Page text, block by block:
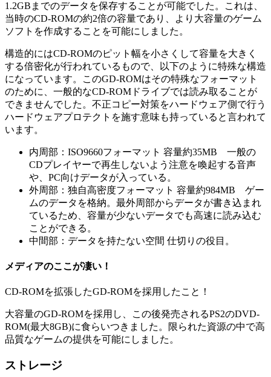
1.2GBまでのデータを保存することが可能でした。これは、
当時のCD-ROMの約2倍の容量であり、より大容量のゲーム
ソフトを作成することを可能にしました。
構造的にはCD-ROMのピット幅を小さくして容量を大きく
する倍密化が行われているもので、以下のように特殊な構造
になっています。このGD-ROMはその特殊なフォーマット
のために、一般的なCD-ROMドライブでは読み取ることが
できませんでした。不正コピー対策をハードウェア側で行う
ハードウェアプロテクトを施す意味も持っていると言われて
います。
内周部：ISO9660フォーマット 容量約35MB 一般の
CDプレイヤーで再生しないよう注意を喚起する音声
や、PC向けデータが入っている。
外周部：独自高密度フォーマット 容量約984MB ゲー
ムのデータを格納。最外周部からデータが書き込まれ
ているため、容量が少ないデータでも高速に読み込む
ことができる。
中間部：データを持たない空間 仕切りの役目。
メディアのここが凄い！
CD-ROMを拡張したGD-ROMを採用したこと！
大容量のGD-ROMを採用し、この後発売されるPS2のDVD-
ROM(最大8GB)に食らいつきました。限られた資源の中で高
品質なゲームの提供を可能にしました。
ストレージ